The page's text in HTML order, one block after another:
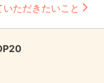
ただきたいこと